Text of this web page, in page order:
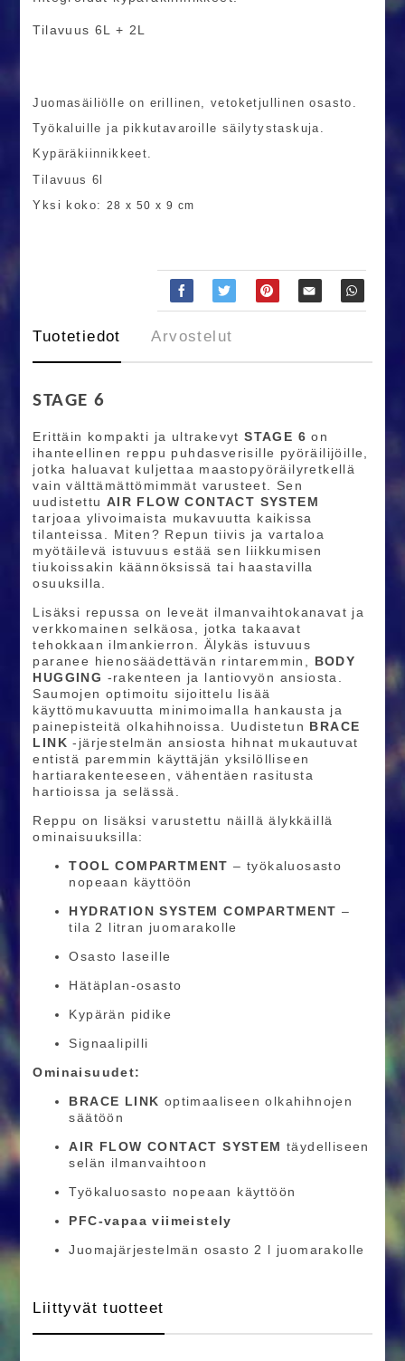
Tilavuus 6L + 2L
Juomasäiliölle on erillinen, vetoketjullinen osasto.
Työkaluille ja pikkutavaroille säilytystaskuja.
Kypäräkiinnikkeet.
Tilavuus 6l
Yksi koko: 28 x 50 x 9 cm
Tuotetiedot Arvostelut
STAGE 6
Erittäin kompakti ja ultrakevytSTAGE 6 on
ihanteellinen reppu puhdasverisille pyöräilijöille,
jotka haluavat kuljettaa maastopyöräilyretkellä
vain välttämättömimmät varusteet. Sen
uudistettu AIR FLOW CONTACT SYSTEM
tarjoaa ylivoimaista mukavuutta kaikissa
tilanteissa. Miten? Repun tiivis ja vartaloa
myötäilevä istuvuus estää sen liikkumisen
tiukoissakin käännöksissä tai haastavilla
osuuksilla.
Lisäksi repussa on leveät ilmanvaihtokanavat ja
verkkomainen selkäosa, jotka takaavat
tehokkaan ilmankierron. Älykäs istuvuus
paranee hienosäädettävän rintaremmin, BODY
HUGGING -rakenteen ja lantiovyön ansiosta.
Saumojen optimoitu sijoittelu lisää
käyttömukavuutta minimoimalla hankausta ja
painepisteitä olkahihnoissa. Uudistetun BRACE
LINK -järjestelmän ansiosta hihnat mukautuvat
entistä paremmin käyttäjän yksilölliseen
hartiarakenteeseen, vähentäen rasitusta
hartioissa ja selässä.
Reppu on lisäksi varustettu näillä älykkäillä
ominaisuuksilla:
TOOL COMPARTMENT – työkaluosasto
nopeaan käyttöön
HYDRATION SYSTEM COMPARTMENT –
tila 2 litran juomarakolle
Osasto laseille
Hätäplan-osasto
Kypärän pidike
Signaalipilli
Ominaisuudet:
BRACE LINK optimaaliseen olkahihnojen
säätöön
AIR FLOW CONTACT SYSTEM täydelliseen
selän ilmanvaihtoon
Työkaluosasto nopeaan käyttöön
PFC-vapaa viimeistely
Juomajärjestelmän osasto 2 l juomarakolle
Liittyvät tuotteet